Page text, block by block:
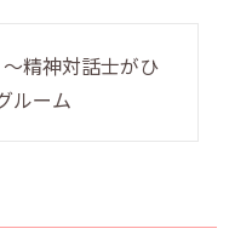
精神対話士がひ
ルーム